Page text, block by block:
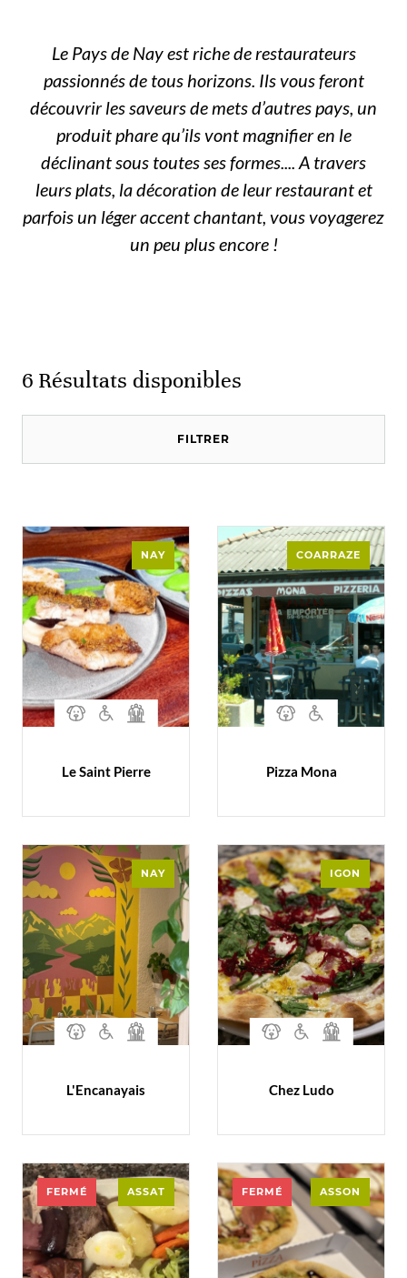
Le Pays de Nay est riche de restaurateurs
passionnés de tous horizons. Ils vous feront
découvrir les saveurs de mets d’autres pays, un
produit phare qu’ils vont magnifier en le
déclinant sous toutes ses formes.... A travers
leurs plats, la décoration de leur restaurant et
parfois un léger accent chantant, vous voyagerez
un peu plus encore !
6 Résultats disponibles
FILTRER
NAY
Le Saint Pierre
COARRAZE
Pizza Mona
NAY
L'Encanayais
IGON
Chez Ludo
FERMÉ ASSAT FERMÉ ASSON